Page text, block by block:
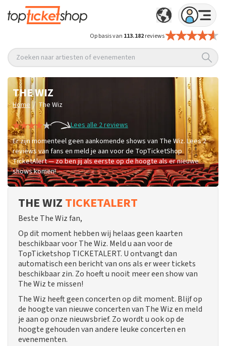
Op basis van 113.182reviews
Zoeken naar artiesten of evenementen
THE WIZ
Home / The Wiz
Lees alle 2 reviews
Er zijn momenteel geen aankomende shows van The Wiz. Lees 2
reviews van fans en meld je aan voor de TopTicketShop
TicketAlert — zo ben jij als eerste op de hoogte als er nieuwe
shows komen!
THE WIZ TICKETALERT
Beste The Wiz fan,
Op dit moment hebben wij helaas geen kaarten
beschikbaar voor The Wiz. Meld u aan voor de
TopTicketshop TICKETALERT. U ontvangt dan
automatisch een bericht van ons als er weer tickets
beschikbaar zin. Zo hoeft u nooit meer een show van
The Wiz te missen!
The Wiz heeft geen concerten op dit moment. Blijf op
de hoogte van nieuwe concerten van The Wiz en meld
je aan op onze nieuwsbrief. Zo wordt u ook op de
hoogte gehouden van andere leuke concerten en
evenementen.